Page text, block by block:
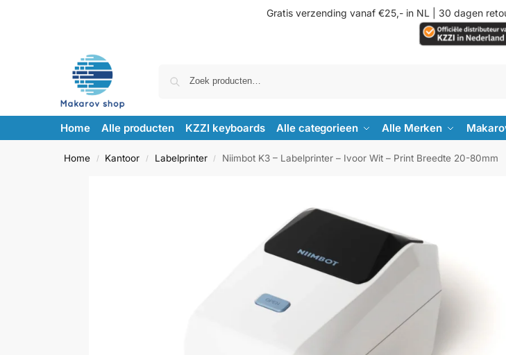
Gratis verzending vanaf €25,- in NL | 30 dagen
Home Alle producten KZZI keyboards Alle categorieen Alle Merken
Home / Kantoor / Labelprinter / Niimbot K3 – Labelprinter – Ivoor Wit – Print Breedte 20-80mm